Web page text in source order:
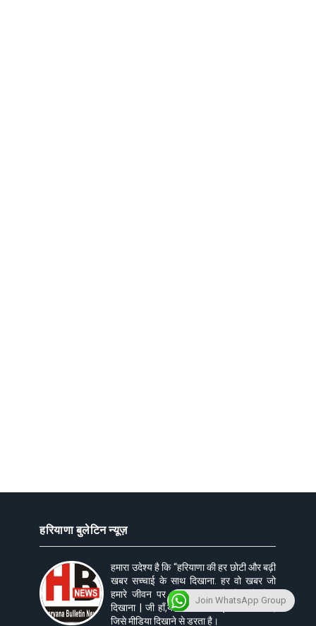
हरियाणा बुलेटिन न्यूज़
हमारा उदेश्य है कि “हरियाणा की हर छोटी और बढ़ी
खबर सच्चाई के साथ दिखाना. हर वो खबर जो
हमारे जीवन पर असर डालती है जैसी है, वैसी
दिखाना | जी हाँ,यहां आपको वो ख़बरें भी दिखेंगी,
जिसे मीडिया दिखाने से डरता है।
Join WhatsApp Group